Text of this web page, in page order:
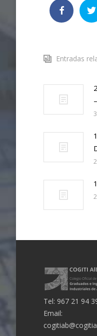
Entradas
Tel: 967 21 94
Email: